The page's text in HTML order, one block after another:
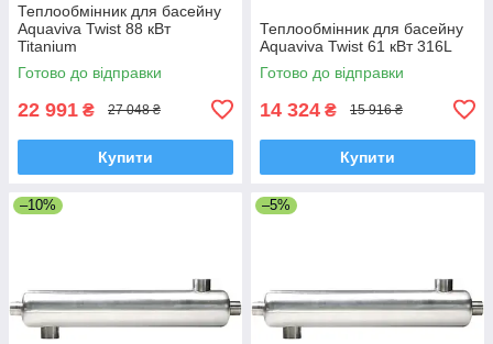
Теплообмінник для басейну
Aquaviva Twist 88 кВт
Titanium
Готово до відправки
22 991 ₴ 27 048 ₴
Купити
Теплообмінник для басейну
Aquaviva Twist 61 кВт 316L
Готово до відправки
14 324 ₴ 15 916 ₴
Купити
–10% –5%